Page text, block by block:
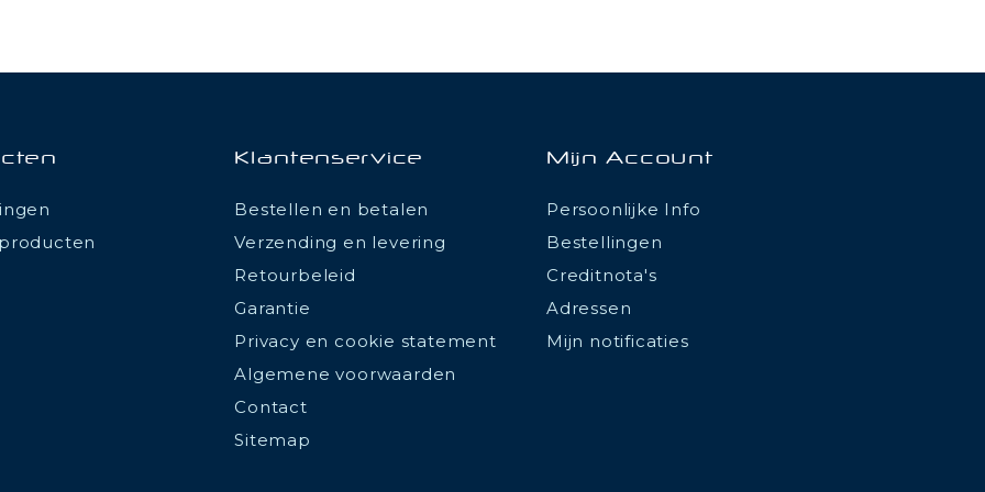
Klantenservice
Bestellen en betalen
Verzending en levering
Retourbeleid
Garantie
Privacy en cookie statement
Algemene voorwaarden
Contact
Sitemap
Mijn Account
Persoonlijke Info
Bestellingen
Creditnota's
Adressen
Mijn notificaties
de confidentialité, en garantissant la conformité avec les réglementations. Personnalisez vos préférences pour contrôler la manière